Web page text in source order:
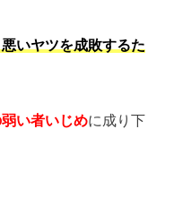
いヤツを成敗するた
い者いじめに成り下